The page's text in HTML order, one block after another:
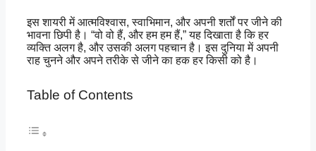
इस शायरी में आत्मविश्वास, स्वाभिमान, और अपनी शर्तों पर जीने की
भावना छिपी है। “वो वो हैं, और हम हम हैं,” यह दिखाता है कि हर
व्यक्ति अलग है, और उसकी अलग पहचान है। इस दुनिया में अपनी
राह चुनने और अपने तरीके से जीने का हक हर किसी को है।
Table of Contents